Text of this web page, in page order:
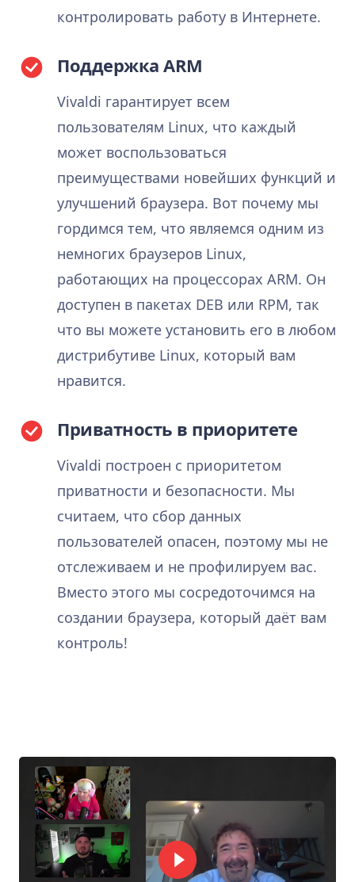
контролировать работу в Интернете.
Поддержка ARM
Vivaldi гарантирует всем
пользователям Linux, что каждый
может воспользоваться
преимуществами новейших функций и
улучшений браузера. Вот почему мы
гордимся тем, что являемся одним из
немногих браузеров Linux,
работающих на процессорах ARM. Он
доступен в пакетах DEB или RPM, так
что вы можете установить его в любом
дистрибутиве Linux, который вам
нравится.
Приватность в приоритете
Vivaldi построен с приоритетом
приватности и безопасности. Мы
считаем, что сбор данных
пользователей опасен, поэтому мы не
отслеживаем и не профилируем вас.
Вместо этого мы сосредоточимся на
создании браузера, который даёт вам
контроль!